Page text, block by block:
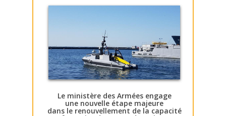
Le ministère des Armées engage
une nouvelle étape majeure
dans le renouvellement de la capacité